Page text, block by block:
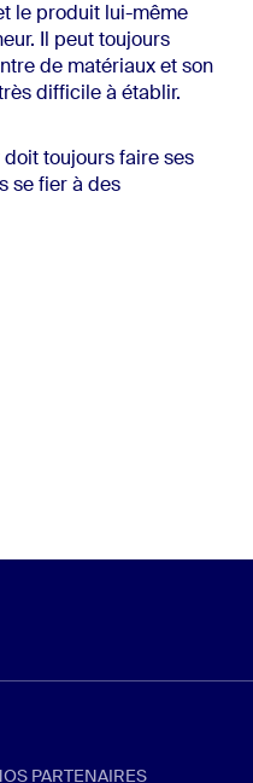
le produit lui-même
Il peut toujours
de matériaux et son
difficile à établir.
toujours faire ses
se fier à des
PARTENAIRES